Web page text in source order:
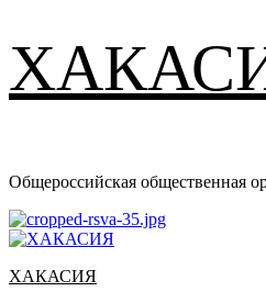
Общероссийская общественная
Основное
ХАКАСИЯ